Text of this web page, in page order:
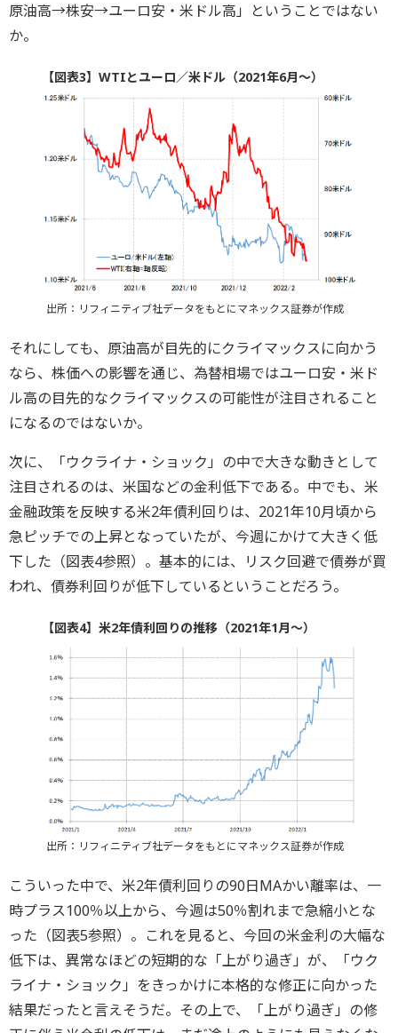
原油高→株安→ユーロ安・米ドル高」ということではない
か。
【図表3】WTIとユーロ／米ドル（2021年6月～）
出所：リフィニティブ社データをもとにマネックス証券が作成
それにしても、原油高が目先的にクライマックスに向かう
なら、株価への影響を通じ、為替相場ではユーロ安・米ド
ル高の目先的なクライマックスの可能性が注目されること
になるのではないか。
次に、「ウクライナ・ショック」の中で大きな動きとして
注目されるのは、米国などの金利低下である。中でも、米
金融政策を反映する米2年債利回りは、2021年10月頃から
急ピッチでの上昇となっていたが、今週にかけて大きく低
下した（図表4参照）。基本的には、リスク回避で債券が買
われ、債券利回りが低下しているということだろう。
【図表4】米2年債利回りの推移（2021年1月～）
出所：リフィニティブ社データをもとにマネックス証券が作成
こういった中で、米2年債利回りの90日MAかい離率は、一
時プラス100％以上から、今週は50％割れまで急縮小とな
った（図表5参照）。これを見ると、今回の米金利の大幅な
低下は、異常なほどの短期的な「上がり過ぎ」が、「ウク
ライナ・ショック」をきっかけに本格的な修正に向かった
結果だったと言えそうだ。その上で、「上がり過ぎ」の修